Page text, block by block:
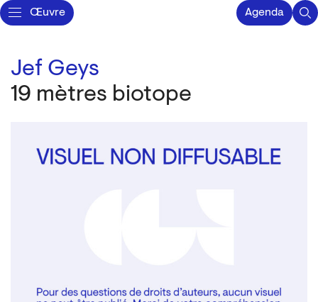
Œuvre Agenda
Jef Geys
19 mètres biotope